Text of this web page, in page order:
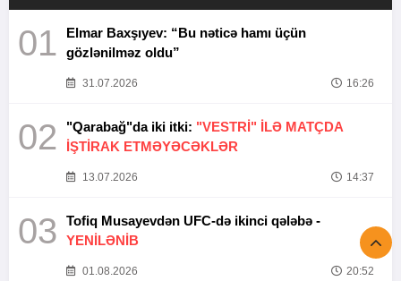
01
Elmar Baxşıyev: “Bu nəticə hamı üçün
gözlənilməz oldu”
31.07.2026 16:26
02 "Qarabağ"da iki itki: "VESTRİ" İLƏ MATÇDA
İŞTİRAK ETMƏYƏCƏKLƏR
13.07.2026 14:37
03
Tofiq Musayevdən UFC-də ikinci qələbə -
YENİLƏNİB
01.08.2026 20:52